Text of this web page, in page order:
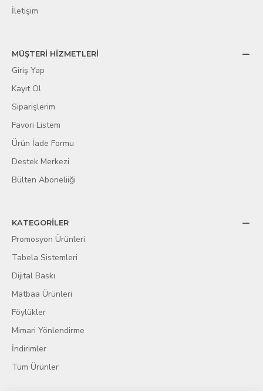
İletişim
MÜŞTERİ HİZMETLERİ
Giriş Yap
Kayıt Ol
Siparişlerim
Favori Listem
Ürün İade Formu
Destek Merkezi
Bülten Aboneliiği
KATEGORİLER
Promosyon Ürünleri
Tabela Sistemleri
Dijital Baskı
Matbaa Ürünleri
Föylükler
Mimari Yönlendirme
İndirimler
Tüm Ürünler